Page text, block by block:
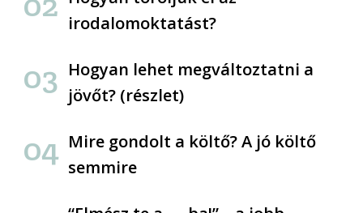
irodalomoktatást?
Hogyan lehet megváltoztatni a
jövőt? (részlet)
Mire gondolt a költő? A jó költő
semmire